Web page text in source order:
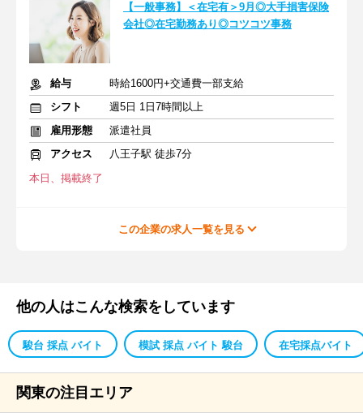
【一般事務】＜在宅有＞9月◎大手損害保険
会社◎在宅勤務あり◎コツコツ事務
給与
時給1600円+交通費一部支給
シフト
週5日 1日7時間以上
雇用形態
派遣社員
アクセス
八王子駅 徒歩7分
本日、掲載終了
この企業の求人一覧を見る
他の人はこんな検索をしています
駿台 採点 バイト 模試 採点 バイト 駿台 在宅採点バイト
関東の注目エリア